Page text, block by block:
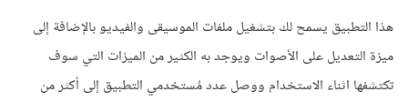
هذا التطبيق يسمح لك بتشغيل ملفات الموسيقى والفيديو بالإضافة إلى
ميزة التعديل على الأصوات ويوجد به الكثير من الميزات التي سوف
تكتشفها اثناء الاستخدام ووصل عدد مُستخدمي التطبيق إلى أكثر من